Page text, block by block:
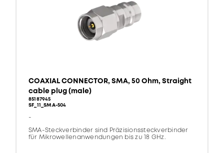
COAXIAL CONNECTOR, SMA, 50 Ohm, Straight
cable plug (male)
85187945
SF_11_SMA-504
-
SMA-Steckverbinder sind Präzisionssteckverbinder
für Mikrowellenanwendungen bis zu 18 GHz.